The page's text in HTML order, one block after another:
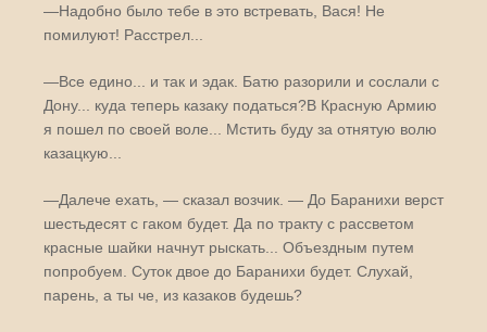
—Надобно было тебе в это встревать, Вася! Не
помилуют! Расстрел...
—Все едино... и так и эдак. Батю разорили и сослали с
Дону... куда теперь казаку податься?В Красную Армию
я пошел по своей воле... Мстить буду за отнятую волю
казацкую...
—Далече ехать, — сказал возчик. — До Баранихи верст
шестьдесят с гаком будет. Да по тракту с рассветом
красные шайки начнут рыскать... Объездным путем
попробуем. Суток двое до Баранихи будет. Слухай,
парень, а ты че, из казаков будешь?